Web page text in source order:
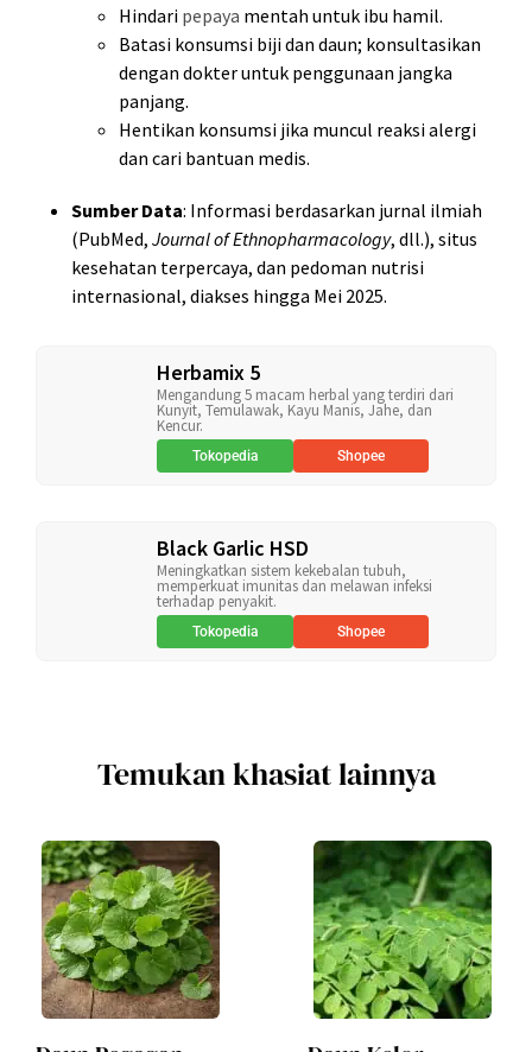
Hindari pepaya mentah untuk ibu hamil.
Batasi konsumsi biji dan daun; konsultasikan
dengan dokter untuk penggunaan jangka
panjang.
Hentikan konsumsi jika muncul reaksi alergi
dan cari bantuan medis.
Sumber Data: Informasi berdasarkan jurnal ilmiah
(PubMed, Journal of Ethnopharmacology, dll.), situs
kesehatan terpercaya, dan pedoman nutrisi
internasional, diakses hingga Mei 2025.
Herbamix 5
Mengandung 5 macam herbal yang terdiri dari
Kunyit, Temulawak, Kayu Manis, Jahe, dan
Kencur.
Tokopedia Shopee
Black Garlic HSD
Meningkatkan sistem kekebalan tubuh,
memperkuat imunitas dan melawan infeksi
terhadap penyakit.
Tokopedia Shopee
Temukan khasiat lainnya